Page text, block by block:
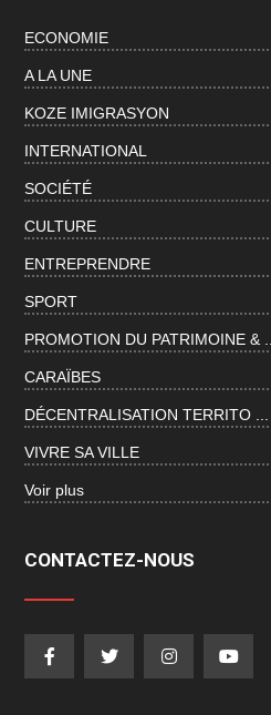
ECONOMIE
A LA UNE
KOZE IMIGRASYON
INTERNATIONAL
SOCIÉTÉ
CULTURE
ENTREPRENDRE
SPORT
PROMOTION DU PATRIMOINE & ...
CARAÏBES
DÉCENTRALISATION TERRITO ...
VIVRE SA VILLE
Voir plus
CONTACTEZ-NOUS